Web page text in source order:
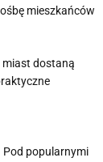
mieszkańców
miast dostaną
Pod popularnymi